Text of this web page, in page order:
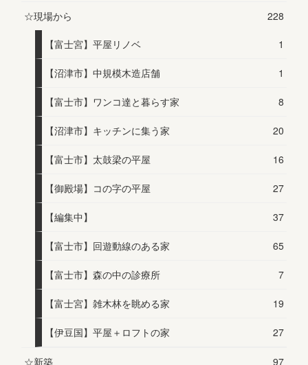
☆現場から 228
【富士宮】平屋リノベ 1
【沼津市】中規模木造店舗 1
【富士市】ワンコ達と暮らす家 8
【沼津市】キッチンに集う家 20
【富士市】太鼓梁の平屋 16
【御殿場】コの字の平屋 27
【編集中】 37
【富士市】回遊動線のある家 65
【富士市】森の中の診療所 7
【富士宮】雑木林を眺める家 19
【伊豆国】平屋＋ロフトの家 27
☆新築 97